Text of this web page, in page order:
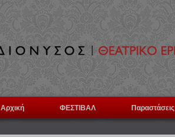
Αρχική ΦΕΣΤΙΒΑΛ Παραστάσεις